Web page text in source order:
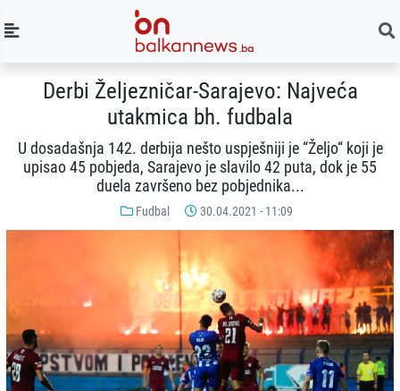
Derbi Željezničar-Sarajevo: Najveća
utakmica bh. fudbala
U dosadašnja 142. derbija nešto uspješniji je “Željo“ koji je
upisao 45 pobjeda, Sarajevo je slavilo 42 puta, dok je 55
duela završeno bez pobjednika...
Fudbal 30.04.2021 - 11:09